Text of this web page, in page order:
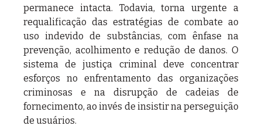
permanece intacta. Todavia, torna urgente a
requalificação das estratégias de combate ao
uso indevido de substâncias, com ênfase na
prevenção, acolhimento e redução de danos. O
sistema de justiça criminal deve concentrar
esforços no enfrentamento das organizações
criminosas e na disrupção de cadeias de
fornecimento, ao invés de insistir na perseguição
de usuários.